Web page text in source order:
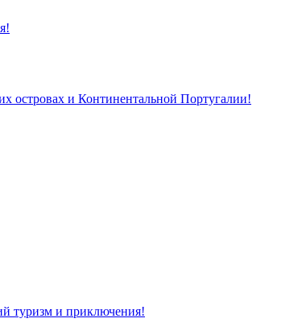
островах и Континентальной Португалии!
туризм и приключения!